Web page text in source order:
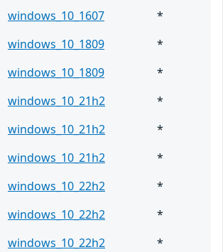
windows_10_1607
*
windows_10_1809
*
windows_10_1809
*
windows_10_21h2
*
windows_10_21h2
*
windows_10_21h2
*
windows_10_22h2
*
windows_10_22h2
*
windows_10_22h2
*